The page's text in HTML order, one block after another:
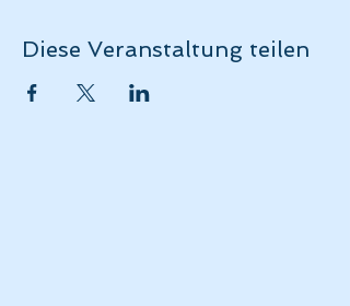
Diese Veranstaltung teilen